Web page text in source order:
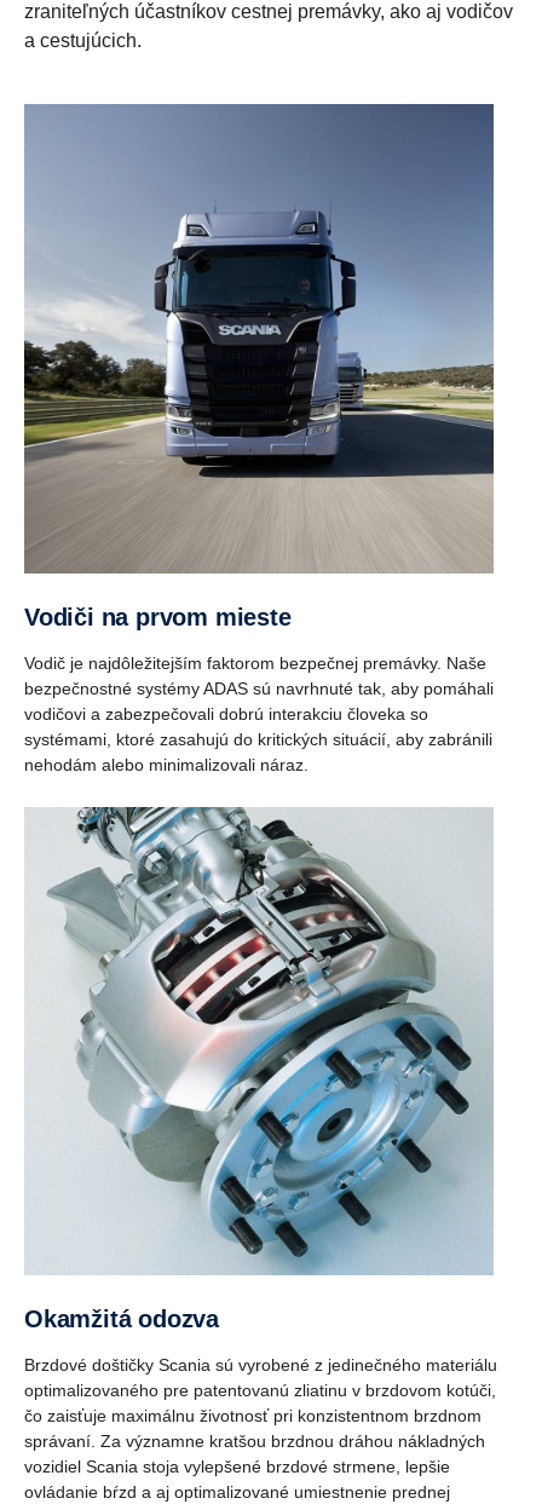
zraniteľných účastníkov cestnej premávky, ako aj vodičov
a cestujúcich.
Vodiči na prvom mieste
Vodič je najdôležitejším faktorom bezpečnej premávky. Naše
bezpečnostné systémy ADAS sú navrhnuté tak, aby pomáhali
vodičovi a zabezpečovali dobrú interakciu človeka so
systémami, ktoré zasahujú do kritických situácií, aby zabránili
nehodám alebo minimalizovali náraz.
Okamžitá odozva
Brzdové doštičky Scania sú vyrobené z jedinečného materiálu
optimalizovaného pre patentovanú zliatinu v brzdovom kotúči,
čo zaisťuje maximálnu životnosť pri konzistentnom brzdnom
správaní. Za významne kratšou brzdnou dráhou nákladných
vozidiel Scania stoja vylepšené brzdové strmene, lepšie
ovládanie bŕzd a aj optimalizované umiestnenie prednej